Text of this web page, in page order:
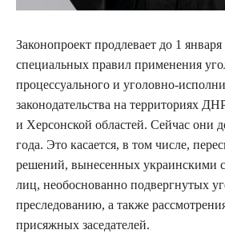
Законопроект продлевает до 1
специальных правил применения
процессуального и уголовно-
законодательства на территориях
и Херсонской областей. Сейчас они
года. Это касается, в том числе,
решений, вынесенных украинскими
лиц, необоснованно подвергнутых
преследованию, а также
присяжных заседателей.